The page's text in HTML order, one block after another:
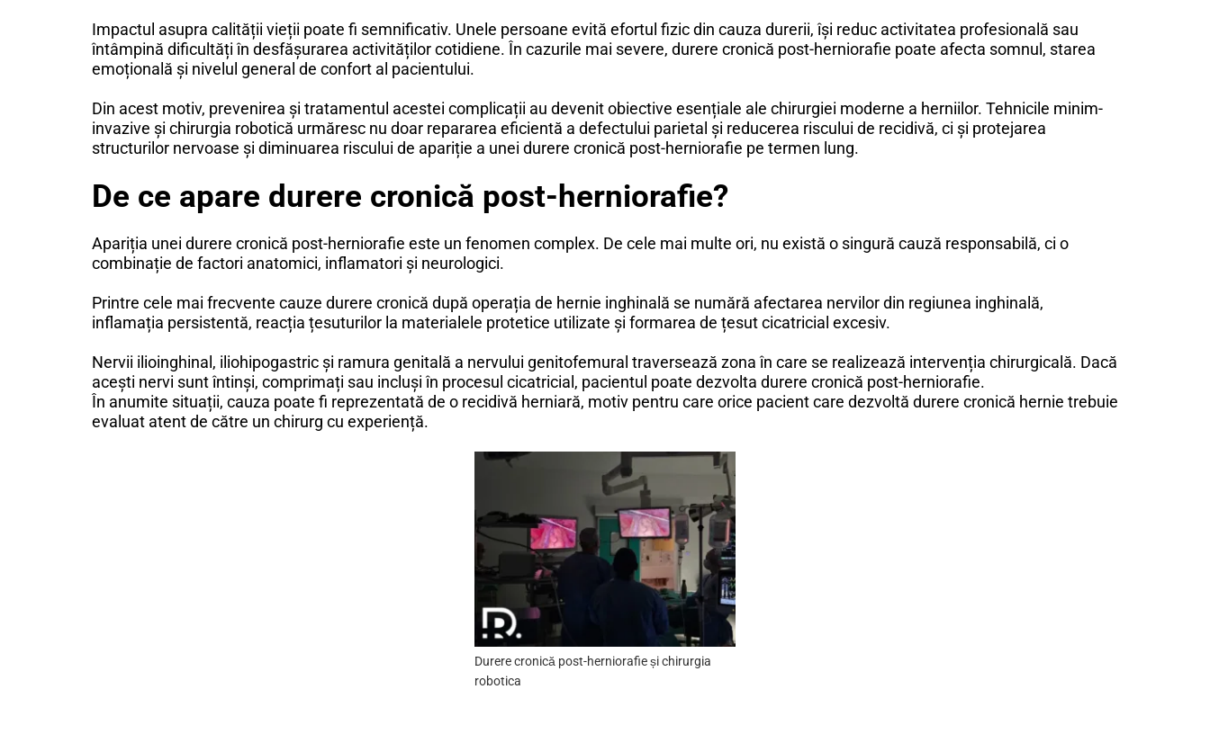
Impactul asupra calității vieții poate fi semnificativ. Unele persoane evită efortul fizic din cauza durerii, își reduc activitatea profesională sau
întâmpină dificultăți în desfășurarea activităților cotidiene. În cazurile mai severe, durere cronică post-herniorafie poate afecta somnul, starea
emoțională și nivelul general de confort al pacientului.
Din acest motiv, prevenirea și tratamentul acestei complicații au devenit obiective esențiale ale chirurgiei moderne a herniilor. Tehnicile minim-
invazive și chirurgia robotică urmăresc nu doar repararea eficientă a defectului parietal și reducerea riscului de recidivă, ci și protejarea
structurilor nervoase și diminuarea riscului de apariție a unei durere cronică post-herniorafie pe termen lung.
De ce apare durere cronică post-herniorafie?
Apariția unei durere cronică post-herniorafie este un fenomen complex. De cele mai multe ori, nu există o singură cauză responsabilă, ci o
combinație de factori anatomici, inflamatori și neurologici.
Printre cele mai frecvente cauze durere cronică după operația de hernie inghinală se numără afectarea nervilor din regiunea inghinală,
inflamația persistentă, reacția țesuturilor la materialele protetice utilizate și formarea de țesut cicatricial excesiv.
Nervii ilioinghinal, iliohipogastric și ramura genitală a nervului genitofemural traversează zona în care se realizează intervenția chirurgicală. Dacă
acești nervi sunt întinși, comprimați sau incluși în procesul cicatricial, pacientul poate dezvolta durere cronică post-herniorafie.
În anumite situații, cauza poate fi reprezentată de o recidivă herniară, motiv pentru care orice pacient care dezvoltă durere cronică hernie trebuie
evaluat atent de către un chirurg cu experiență.
Durere cronică post-herniorafie și chirurgia
robotica